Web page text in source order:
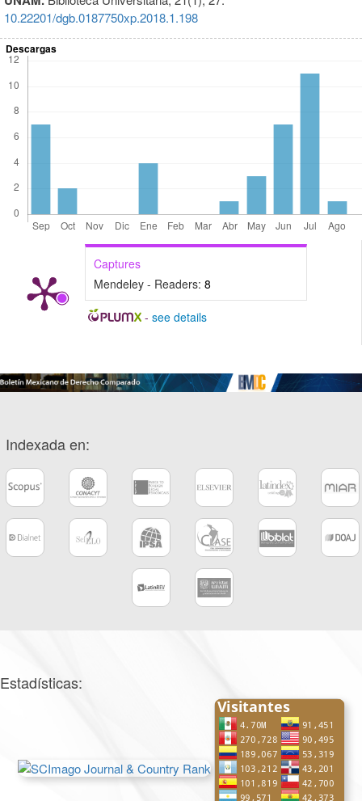
10.22201/dgb.0187750xp.2018.1.198
Descargas
Captures
Mendeley - Readers: 8
- see details
Indexada en:
Estadísticas: